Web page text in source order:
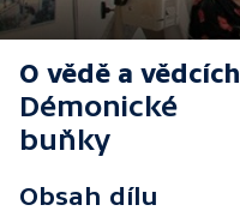
O vědě a vědcích
Démonické
buňky
Obsah dílu